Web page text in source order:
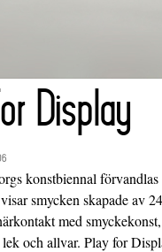
Display
konstbiennal
smycken skapade av
med
och allvar. Play for